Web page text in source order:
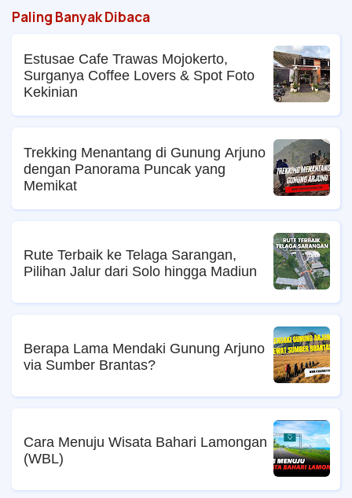
Paling Banyak Dibaca
Estusae Cafe Trawas Mojokerto,
Surganya Coffee Lovers & Spot Foto
Kekinian
Trekking Menantang di Gunung Arjuno
dengan Panorama Puncak yang
Memikat
Rute Terbaik ke Telaga Sarangan,
Pilihan Jalur dari Solo hingga Madiun
Berapa Lama Mendaki Gunung Arjuno
via Sumber Brantas?
Cara Menuju Wisata Bahari Lamongan
(WBL)